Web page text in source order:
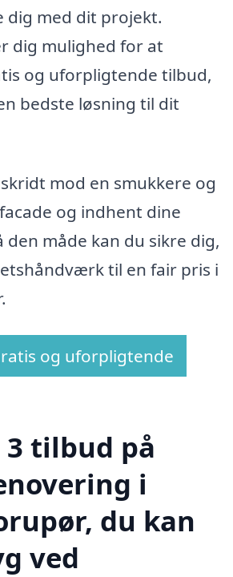
dig med dit projekt.
dig mulighed for at
og uforpligtende tilbud,
bedste løsning til dit
mod en smukkere og
og indhent dine
den måde kan du sikre dig,
til en fair pris i
og uforpligtende
3 tilbud på
i
du kan
ved